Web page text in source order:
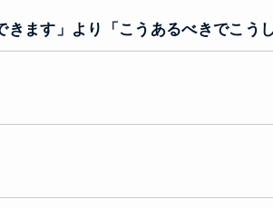
きます」より「こうあるべきでこう